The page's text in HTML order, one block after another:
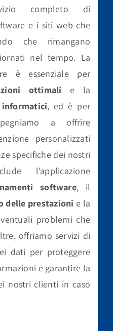
completo di
e i siti web che
che rimangano
nel tempo. La
è essenziale per
ottimali e la
, ed è per
a offrire
personalizzati
specifiche dei nostri
l’applicazione
software, il
delle prestazioni e la
problemi che
offriamo servizi di
dati per proteggere
e garantire la
nostri clienti in caso